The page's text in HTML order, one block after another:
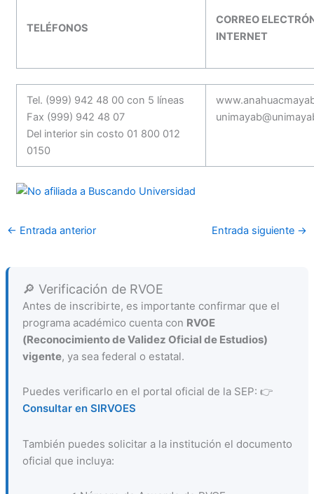
TELÉFONOS
CORREO
INTERNET
Tel. (999) 942 48 00 con 5 líneas
Fax (999) 942 48 07
Del interior sin costo 01 800 012
0150
← Entrada anterior Entrada siguiente →
🔎 Verificación de RVOE
Antes de inscribirte, es importante confirmar que el
programa académico cuenta con RVOE
(Reconocimiento de Validez Oficial de Estudios)
vigente, ya sea federal o estatal.
Puedes verificarlo en el portal oficial de la SEP: 👉
Consultar en SIRVOES
También puedes solicitar a la institución el documento
oficial que incluya: